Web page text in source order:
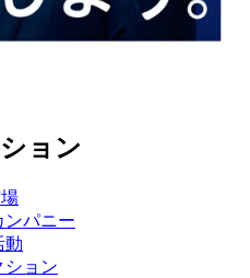
ョン
ンパニー
動
ション